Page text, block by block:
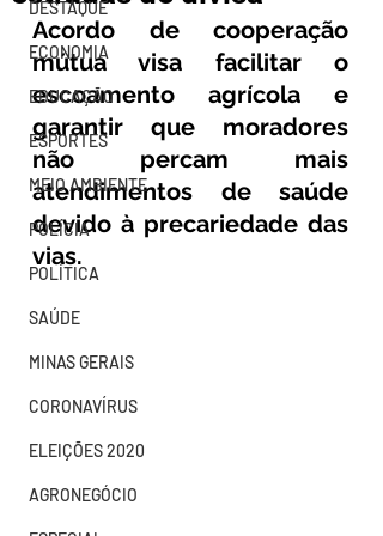
DESTAQUE
ECONOMIA
EDUCAÇÃO
ESPORTES
MEIO AMBIENTE
POLÍCIA
POLÍTICA
SAÚDE
MINAS GERAIS
CORONAVÍRUS
ELEIÇÕES 2020
AGRONEGÓCIO
Acordo de cooperação
mútua visa facilitar o
escoamento agrícola e
garantir que moradores
não percam mais
atendimentos de saúde
devido à precariedade das
vias.